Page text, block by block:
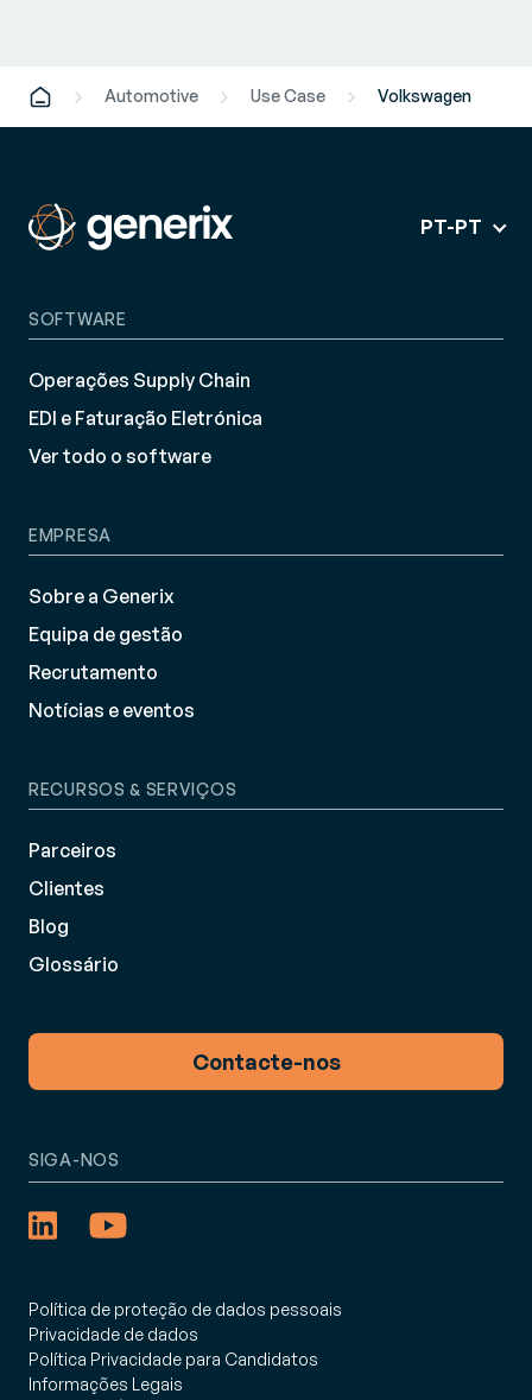
Automotive Use Case Volkswagen
PT-PT
SOFTWARE
Operações Supply Chain
EDI e Faturação Eletrónica
Ver todo o software
EMPRESA
Sobre a Generix
Equipa de gestão
Recrutamento
Notícias e eventos
RECURSOS & SERVIÇOS
Parceiros
Clientes
Blog
Glossário
Contacte-nos
Política de proteção de dados pessoais
Privacidade de dados
Política Privacidade para Candidatos
Informações Legais
SIGA-NOS